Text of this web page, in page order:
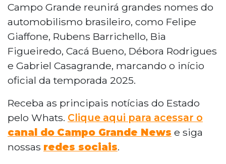
Campo Grande reunirá grandes nomes do
automobilismo brasileiro, como Felipe
Giaffone, Rubens Barrichello, Bia
Figueiredo, Cacá Bueno, Débora Rodrigues
e Gabriel Casagrande, marcando o início
oficial da temporada 2025.
Receba as principais notícias do Estado
pelo Whats. Clique aqui para acessar o
canal do Campo Grande News e siga
nossas redes sociais.